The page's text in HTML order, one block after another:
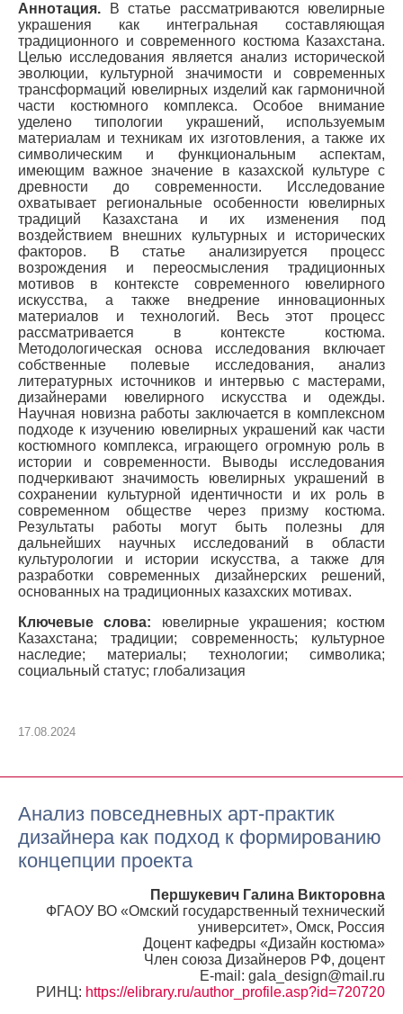
Аннотация. В статье рассматриваются ювелирные
украшения как интегральная составляющая
традиционного и современного костюма Казахстана.
Целью исследования является анализ исторической
эволюции, культурной значимости и современных
трансформаций ювелирных изделий как гармоничной
части костюмного комплекса. Особое внимание
уделено типологии украшений, используемым
материалам и техникам их изготовления, а также их
символическим и функциональным аспектам,
имеющим важное значение в казахской культуре с
древности до современности. Исследование
охватывает региональные особенности ювелирных
традиций Казахстана и их изменения под
воздействием внешних культурных и исторических
факторов. В статье анализируется процесс
возрождения и переосмысления традиционных
мотивов в контексте современного ювелирного
искусства, а также внедрение инновационных
материалов и технологий. Весь этот процесс
рассматривается в контексте костюма.
Методологическая основа исследования включает
собственные полевые исследования, анализ
литературных источников и интервью с мастерами,
дизайнерами ювелирного искусства и одежды.
Научная новизна работы заключается в комплексном
подходе к изучению ювелирных украшений как части
костюмного комплекса, играющего огромную роль в
истории и современности. Выводы исследования
подчеркивают значимость ювелирных украшений в
сохранении культурной идентичности и их роль в
современном обществе через призму костюма.
Результаты работы могут быть полезны для
дальнейших научных исследований в области
культурологии и истории искусства, а также для
разработки современных дизайнерских решений,
основанных на традиционных казахских мотивах.
Ключевые слова: ювелирные украшения; костюм
Казахстана; традиции; современность; культурное
наследие; материалы; технологии; символика;
социальный статус; глобализация
17.08.2024
Анализ повседневных арт-практик
дизайнера как подход к формированию
концепции проекта
Першукевич Галина Викторовна
ФГАОУ ВО «Омский государственный технический
университет», Омск, Россия
Доцент кафедры «Дизайн костюма»
Член союза Дизайнеров РФ, доцент
E-mail: gala_design@mail.ru
РИНЦ: https://elibrary.ru/author_profile.asp?id=720720